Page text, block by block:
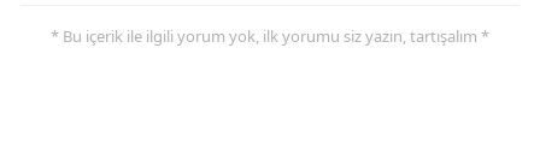
Manisa
* Bu içerik ile ilgili yorum yok, ilk yorumu siz yazın, tartışalım *